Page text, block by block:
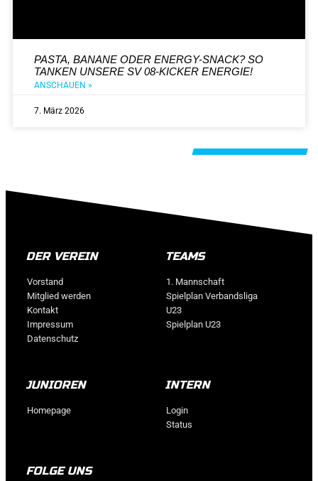
PASTA, BANANE ODER ENERGY-SNACK? SO
TANKEN UNSERE SV 08-KICKER ENERGIE!
ANSCHAUEN »
7. März 2026
DER VEREIN
Vorstand
Mitglied werden
Kontakt
Impressum
Datenschutz
TEAMS
1. Mannschaft
Spielplan Verbandsliga
U23
Spielplan U23
JUNIOREN
Homepage
INTERN
Login
Status
FOLGE UNS